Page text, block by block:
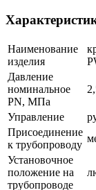
Наименование
изделия
Давление
номинальное
PN, МПа
Управление
Присоединение
к трубопроводу
Установочное
положение на
трубопроводе